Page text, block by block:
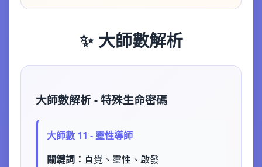
✨ 大師數解析
大師數解析 - 特殊生命密碼
大師數 11 - 靈性導師
關鍵詞： 直覺、靈性、啟發